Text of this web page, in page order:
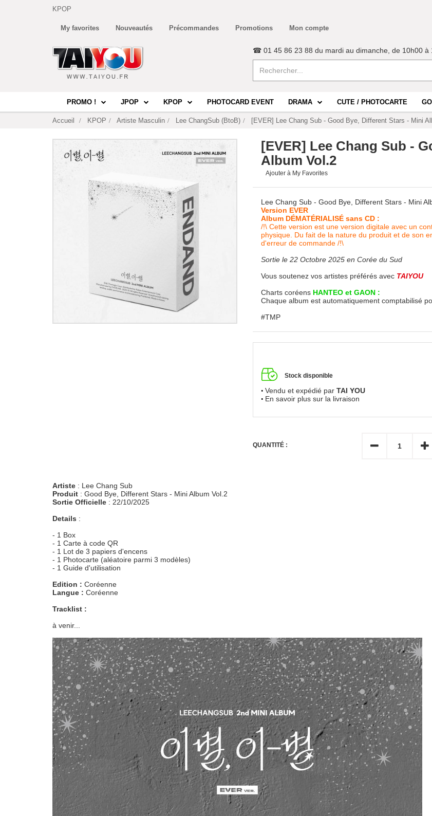
KPOP
My favorites Nouveautés Précommandes Promotions Mon compte
☎ 01 45 86 23 88 du mardi au dimanche, de 10h00 à
PROMO ! JPOP KPOP PHOTOCARD EVENT DRAMA CUTE / PHOTOCARTE
Accueil KPOP Artiste Masculin Lee ChangSub (BtoB) [EVER] Lee Chang Sub - Good Bye, Different Stars - Mini
[EVER] Lee Chang Sub -
Album Vol.2
Ajouter à My Favorites
Lee Chang Sub - Good Bye, Different Stars - Mini
Version EVER
Album DÉMATÉRIALISÉ sans CD :
/!\ Cette version est une version digitale avec un
physique. Du fait de la nature du produit et de son
d'erreur de commande /!\
Sortie le 22 Octobre 2025 en Corée du Sud
Vous soutenez vos artistes préférés avec TAIYOU
Charts coréens HANTEO et GAON :
Chaque album est automatiquement comptabilisé
#TMP
Stock disponible
Vendu et expédié par TAI YOU
En savoir plus sur la livraison
QUANTITÉ :
Artiste : Lee Chang Sub
Produit : Good Bye, Different Stars - Mini Album Vol.2
Sortie Officielle : 22/10/2025
Details :
- 1 Box
- 1 Carte à code QR
- 1 Lot de 3 papiers d'encens
- 1 Photocarte (aléatoire parmi 3 modèles)
- 1 Guide d'utilisation
Edition : Coréenne
Langue : Coréenne
Tracklist :
à venir...